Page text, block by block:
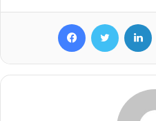
FacebookTwitter